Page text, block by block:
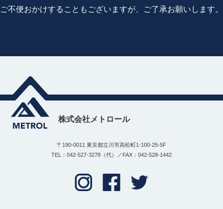
ご不便おかけすることもございますが、ご了承お願いします。
株式会社メトロール
〒190-0011 東京都立川市高松町1-100-25-5F
TEL：042-527-3278（代）／FAX：042-528-1442